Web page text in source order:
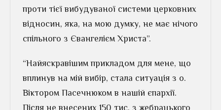
проти тієї вибудуваної системи церковних
відносин, яка, на мою думку, не має нічого
спільного з Євангелієм Христа”.
“Найяскравішим прикладом для мене, що
вплинув на мій вибір, стала ситуація з о.
Віктором Пасечнюком в нашій єпархії.
Після не внесених 150 тис. з жебрацького